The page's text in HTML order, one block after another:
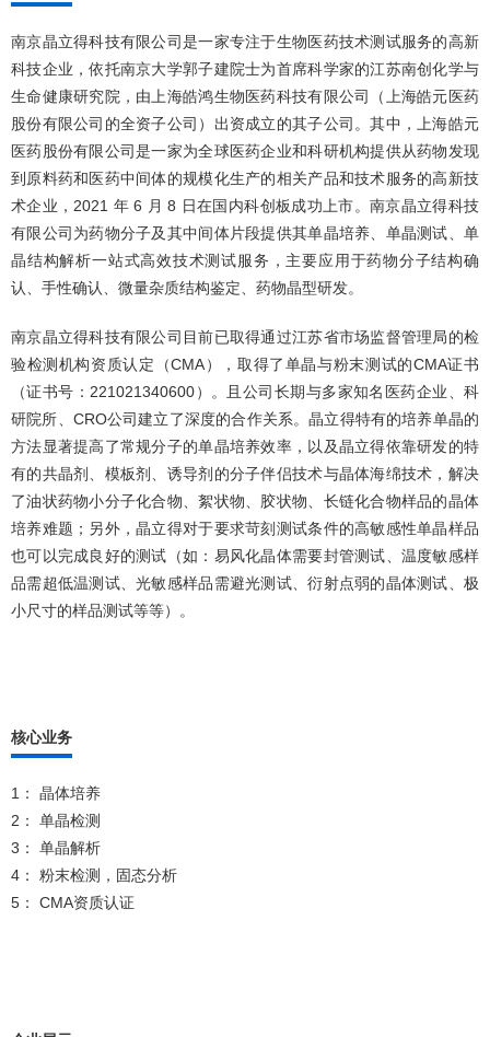
南京晶立得科技有限公司是一家专注于生物医药技术测试服务的高新
科技企业，依托南京大学郭子建院士为首席科学家的江苏南创化学与
生命健康研究院，由上海皓鸿生物医药科技有限公司（上海皓元医药
股份有限公司的全资子公司）出资成立的其子公司。其中，上海皓元
医药股份有限公司是一家为全球医药企业和科研机构提供从药物发现
到原料药和医药中间体的规模化生产的相关产品和技术服务的高新技
术企业，2021 年 6 月 8 日在国内科创板成功上市。南京晶立得科技
有限公司为药物分子及其中间体片段提供其单晶培养、单晶测试、单
晶结构解析一站式高效技术测试服务，主要应用于药物分子结构确
认、手性确认、微量杂质结构鉴定、药物晶型研发。
南京晶立得科技有限公司目前已取得通过江苏省市场监督管理局的检
验检测机构资质认定（CMA），取得了单晶与粉末测试的CMA证书
（证书号：221021340600）。且公司长期与多家知名医药企业、科
研院所、CRO公司建立了深度的合作关系。晶立得特有的培养单晶的
方法显著提高了常规分子的单晶培养效率，以及晶立得依靠研发的特
有的共晶剂、模板剂、诱导剂的分子伴侣技术与晶体海绵技术，解决
了油状药物小分子化合物、絮状物、胶状物、长链化合物样品的晶体
培养难题；另外，晶立得对于要求苛刻测试条件的高敏感性单晶样品
也可以完成良好的测试（如：易风化晶体需要封管测试、温度敏感样
品需超低温测试、光敏感样品需避光测试、衍射点弱的晶体测试、极
小尺寸的样品测试等等）。
核心业务
1： 晶体培养
2： 单晶检测
3： 单晶解析
4： 粉末检测，固态分析
5： CMA资质认证